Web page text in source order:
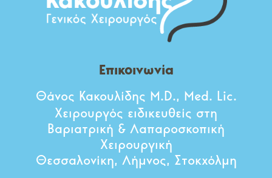
Επικοινωνία
Θάνος Κακουλίδης M.D., Med. Lic.
Χειρουργός ειδικευθείς στη
Βαριατρική & Λαπαροσκοπική
Χειρουργική
Θεσσαλονίκη, Λήμνος, Στοκχόλμη